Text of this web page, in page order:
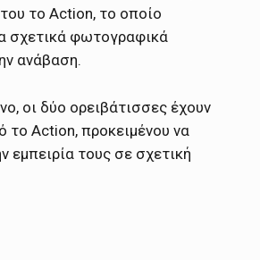
το Action, το οποίο
σχετικά φωτογραφικά
ανάβαση.
οι δύο ορειβάτισσες έχουν
το Action, προκειμένου να
εμπειρία τους σε σχετική